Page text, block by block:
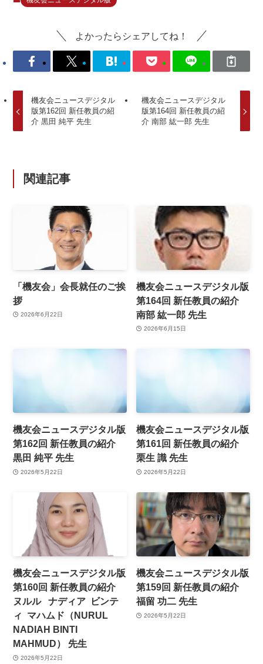
よかったらシェアしてね！
機友会ニュースデジタル
版第162回 新任教員の紹
介 黒田 純平 先生
機友会ニュースデジタル
版第164回 新任教員の紹
介 南部 紘一郎 先生
関連記事
「機友会」会長就任のご挨
拶
2026年6月22日
機友会ニュースデジタル版
第164回 新任教員の紹介
南部 紘一郎 先生
2026年6月15日
機友会ニュースデジタル版
第162回 新任教員の紹介
黒田 純平 先生
2026年5月22日
機友会ニュースデジタル版
第161回 新任教員の紹介
栗生 識 先生
2026年5月22日
機友会ニュースデジタル版
第160回 新任教員の紹介
ヌルル ナディア ビンテ
ィ マハムド（NURUL
NADIAH BINTI
MAHMUD） 先生
2026年5月22日
機友会ニュースデジタル版
第159回 新任教員の紹介
福留 功二 先生
2026年5月22日